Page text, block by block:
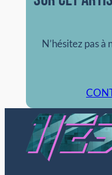
N’hésitez pas à